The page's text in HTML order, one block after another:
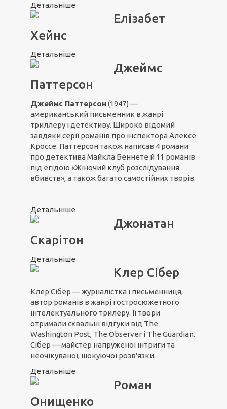
Детальніше
Елізабет
Хейнс
Детальніше
Джеймс
Паттерсон
Джеймс Паттерсон (1947) —
американський письменник в жанрі
триллеру і детективу. Широко відомий
завдяки серії романів про інспектора Алексе
Кроссе. Паттерсон також написав 4 романи
про детектива Майкла Беннете й 11 романів
під егідою «Жіночий клуб розслідування
вбивств», а також багато самостійних творів.
Детальніше
Джонатан
Скарітон
Детальніше
Клер Сібер
Клер Сібер — журналістка і письменниця,
автор романів в жанрі гостросюжетного
інтелектуального трилеру. Її твори
отримали схвальні відгуки від The
Washington Post, The Observer і The Guardian.
Сібер — майстер напруженої інтриги та
неочікуваної, шокуючої розв'язки.
Детальніше
Роман
Онищенко